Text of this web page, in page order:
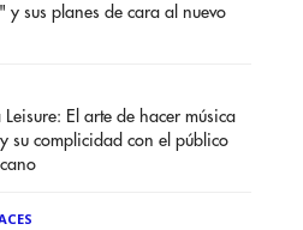
y sus planes de cara al nuevo
Leisure: El arte de hacer música
su complicidad con el público